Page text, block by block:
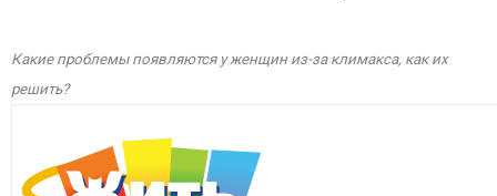
Какие проблемы появляются у женщин из-за климакса, как их
решить?